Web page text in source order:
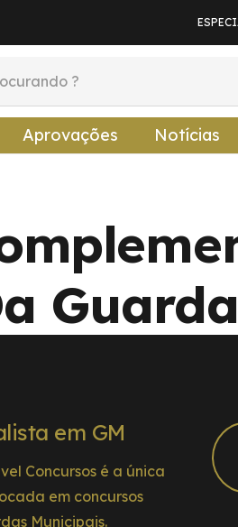
Aprovações Notícias
em GM
Concursos é a única
em concursos
Municipais.